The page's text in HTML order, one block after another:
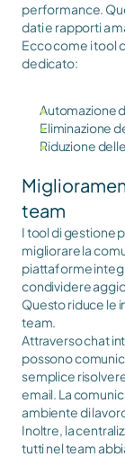
performance.
dati e rapporti a
Ecco come i tool
dedicato:
Automazione
Eliminazione
Riduzione
team
I tool di gestione
migliorare la
piattaforme
condividere
Questo riduce le
team.
Attraverso chat
possono
semplice
email. La
ambiente di
Inoltre, la
tutti nel team